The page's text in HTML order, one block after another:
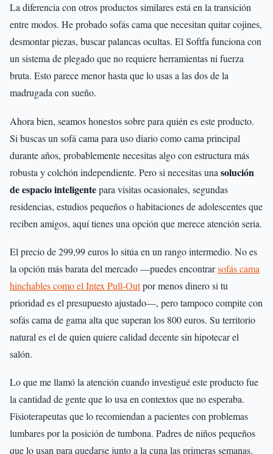
La diferencia con otros productos similares está en la transición
entre modos. He probado sofás cama que necesitan quitar cojines,
desmontar piezas, buscar palancas ocultas. El Softfa funciona con
un sistema de plegado que no requiere herramientas ni fuerza
bruta. Esto parece menor hasta que lo usas a las dos de la
madrugada con sueño.
Ahora bien, seamos honestos sobre para quién es este producto.
Si buscas un sofá cama para uso diario como cama principal
durante años, probablemente necesitas algo con estructura más
robusta y colchón independiente. Pero si necesitas una solución
de espacio inteligentepara visitas ocasionales, segundas
residencias, estudios pequeños o habitaciones de adolescentes que
reciben amigos, aquí tienes una opción que merece atención seria.
El precio de 299,99 euros lo sitúa en un rango intermedio. No es
la opción más barata del mercado —puedes encontrarsofás cama
hinchables como el Intex Pull-Outpor menos dinero si tu
prioridad es el presupuesto ajustado—, pero tampoco compite con
sofás cama de gama alta que superan los 800 euros. Su territorio
natural es el de quien quiere calidad decente sin hipotecar el
salón.
Lo que me llamó la atención cuando investigué este producto fue
la cantidad de gente que lo usa en contextos que no esperaba.
Fisioterapeutas que lo recomiendan a pacientes con problemas
lumbares por la posición de tumbona. Padres de niños pequeños
que lo usan para quedarse junto a la cuna las primeras semanas.